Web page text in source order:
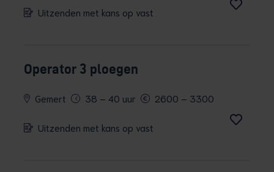
Uitzenden met kans op vast
Operator 3 ploegen
Gemert 38 – 40 uur 2600 – 3300
Uitzenden met kans op vast